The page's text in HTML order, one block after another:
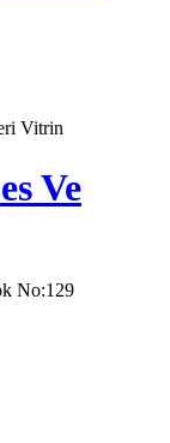
Vitrin
Ve
No:129